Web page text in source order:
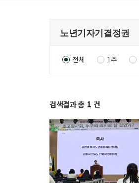
전체 1주
검색결과 총 1 건